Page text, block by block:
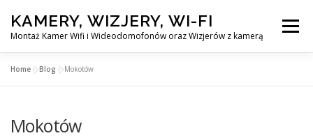
content
KAMERY, WIZJERY, WI-FI
Montaż Kamer Wifi i Wideodomofonów oraz Wizjerów z kamerą
Menu
MONTAŻ WIDEDOMOFONÓW
Home »Blog »Mokotów
Mokotów